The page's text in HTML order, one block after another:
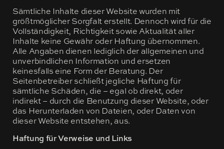
Sämtliche Inhalte dieser Website wurden mit
größtmöglicher Sorgfalt erstellt. Dennoch wird für die
Vollständigkeit, Richtigkeit sowie Aktualität aller
Inhalte keine Gewähr oder Haftung übernommen.
Alle Angaben dienen lediglich der allgemeinen und
unverbindlichen Information und ersetzen
keinesfalls eine Form der Beratung. Der
Seitenbetreiber schließt jegliche Haftung für
sämtliche Schäden, die – egal ob direkt, oder
indirekt – durch die Benutzung dieser Website, oder
das Herunterladen von Dateien, oder Daten von
dieser Website entstehen, aus.
Haftung für Verweise und Links